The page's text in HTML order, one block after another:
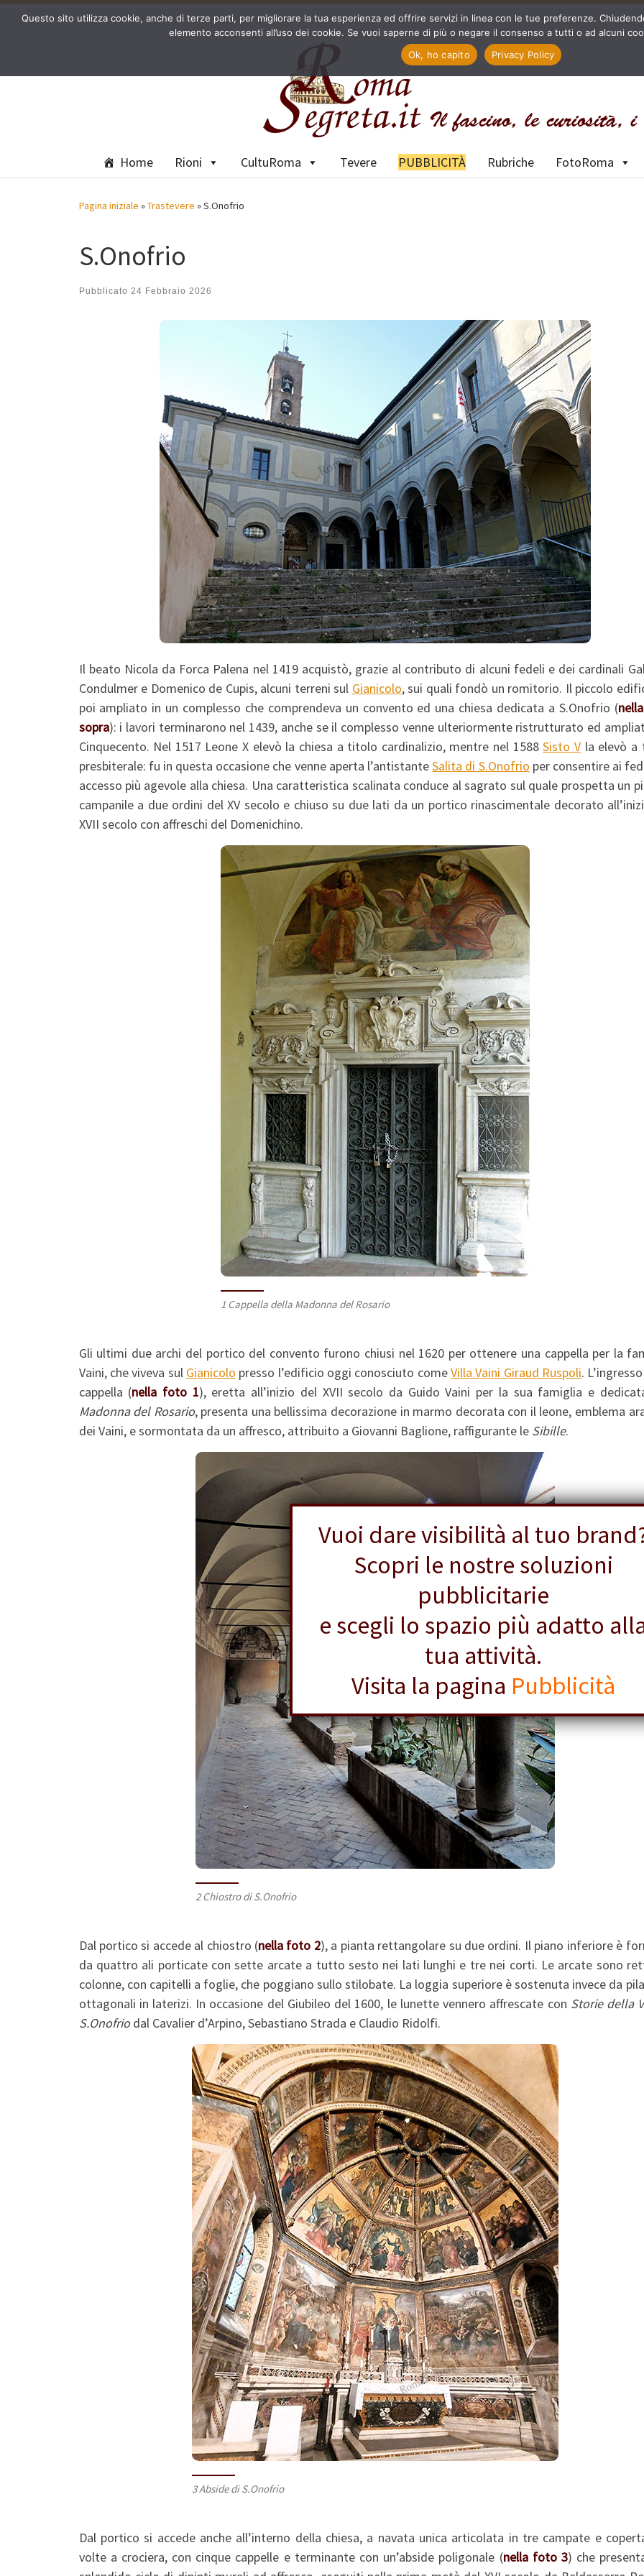
Passa al contenuto
Home Rioni CultuRoma Tevere PUBBLICITÀ Rubriche FotoRoma
Pagina iniziale »Trastevere »S.Onofrio
S.Onofrio
Pubblicato 24 Febbraio 2026
Il beato Nicola da Forca Palena nel 1419 acquistò, grazie al contributo di alcuni fedeli e dei cardinali
Condulmer e Domenico de Cupis, alcuni terreni sul Gianicolo, sui quali fondò un romitorio. Il piccolo
poi ampliato in un complesso che comprendeva un convento ed una chiesa dedicata a S.Onofrio (
sopra): i lavori terminarono nel 1439, anche se il complesso venne ulteriormente ristrutturato ed
Cinquecento. Nel 1517 Leone X elevò la chiesa a titolo cardinalizio, mentre nel 1588Sisto Vla elevò a
presbiterale: fu in questa occasione che venne aperta l’antistanteSalita di S.Onofrio per consentire ai
accesso più agevole alla chiesa. Una caratteristica scalinata conduce al sagrato sul quale prospetta un
campanile a due ordini del XV secolo e chiuso su due lati da un portico rinascimentale decorato
XVII secolo con affreschi del Domenichino.
1 Cappella della Madonna del Rosario
Gli ultimi due archi del portico del convento furono chiusi nel 1620 per ottenere una cappella per la
Vaini, che viveva sul Gianicolo presso l’edificio oggi conosciuto comeVilla Vaini Giraud Ruspoli.
cappella (nella foto 1), eretta all’inizio del XVII secolo da Guido Vaini per la sua famiglia e
Madonna del Rosario, presenta una bellissima decorazione in marmo decorata con il leone, emblema
dei Vaini, e sormontata da un affresco, attribuito a Giovanni Baglione, raffigurante le Sibille.
2 Chiostro di S.Onofrio
Dal portico si accede al chiostro (nella foto 2), a pianta rettangolare su due ordini. Il piano inferiore è
da quattro ali porticate con sette arcate a tutto sesto nei lati lunghi e tre nei corti. Le arcate sono
colonne, con capitelli a foglie, che poggiano sullo stilobate. La loggia superiore è sostenuta invece da
ottagonali in laterizi. In occasione del Giubileo del 1600, le lunette vennero affrescate con Storie della
S.Onofriodal Cavalier d’Arpino, Sebastiano Strada e Claudio Ridolfi.
3 Abside di S.Onofrio
Dal portico si accede anche all’interno della chiesa, a navata unica articolata in tre campate e
volte a crociera, con cinque cappelle e terminante con un’abside poligonale (nella foto 3) che
Vuoi dare visibilità al tuo
Scopri le nostre soluzioni
pubblicitarie
e scegli lo spazio più adatto
tua attività.
Visita la pagina Pubblicità
Questo sito utilizza cookie, anche di terze parti, per migliorare la tua esperienza ed offrire servizi in linea con le tue preferenze.
elemento acconsenti all’uso dei cookie. Se vuoi saperne di più o negare il consenso a tutti o ad alcuni
Ok, ho capito
Privacy Policy